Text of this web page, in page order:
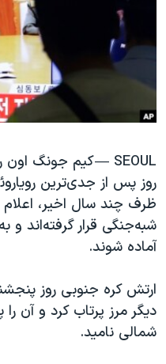
فرهنگ و زندگی
حقوق شهروندی
اقتصادی
علم و فناوری
گالری عکس
آرشیو پخش زنده
مستندها
انتخابات ریاست جمهوری آمریکا
حمله جمهوری اسلامی به
اعتراضات زن، زندگی، آزادی
مجموعه مستندهای دادخواهی
تریبونال مردمی آبان ۹۸
دادگاه حمید نوری
قانون شفافیت دارائی کادر
اعتراضات مردمی آبان ۹۸
دنبال کنید
زبانهای مختلف
SEOUL —
کیم جونگ اون
روز پس از جدی‌ترین
ظرف چند سال اخیر،
شبه‌جنگی قرار گرفته‌اند و
آماده شوند.
ارتش کره جنوبی روز
دیگر مرز پرتاب کرد و آن
شمالی نامید.